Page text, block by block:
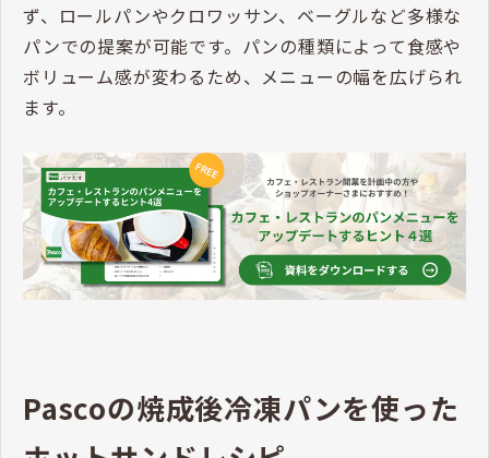
ず、ロールパンやクロワッサン、ベーグルなど多様な
パンでの提案が可能です。パンの種類によって食感や
ボリューム感が変わるため、メニューの幅を広げられ
ます。
Pascoの焼成後冷凍パンを使った